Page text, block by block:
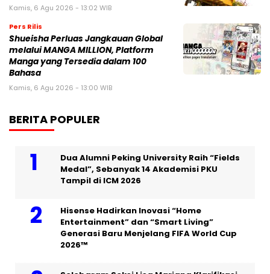
Kamis, 6 Agu 2026 - 13:02 WIB
Pers Rilis
Shueisha Perluas Jangkauan Global
melalui MANGA MILLION, Platform
Manga yang Tersedia dalam 100
Bahasa
Kamis, 6 Agu 2026 - 13:00 WIB
BERITA POPULER
Dua Alumni Peking University Raih “Fields
Medal”, Sebanyak 14 Akademisi PKU
Tampil di ICM 2026
Hisense Hadirkan Inovasi “Home
Entertainment” dan “Smart Living”
Generasi Baru Menjelang FIFA World Cup
2026™